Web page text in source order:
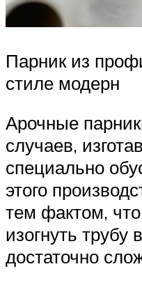
Парник из
стиле модерн
Арочные
случаев,
специально
этого
тем фактом,
изогнуть
достаточно